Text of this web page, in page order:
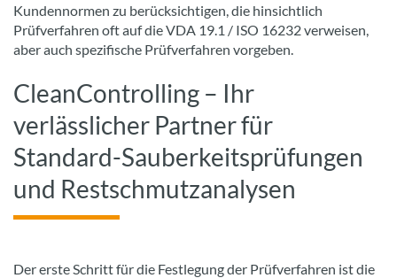
Kundennormen zu berücksichtigen, die hinsichtlich
Prüfverfahren oft auf die VDA 19.1 / ISO 16232 verweisen,
aber auch spezifische Prüfverfahren vorgeben.
CleanControlling – Ihr
verlässlicher Partner für
Standard-Sauberkeitsprüfungen
und Restschmutzanalysen
Der erste Schritt für die Festlegung der Prüfverfahren ist die